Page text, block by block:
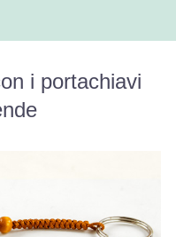
i portachiavi